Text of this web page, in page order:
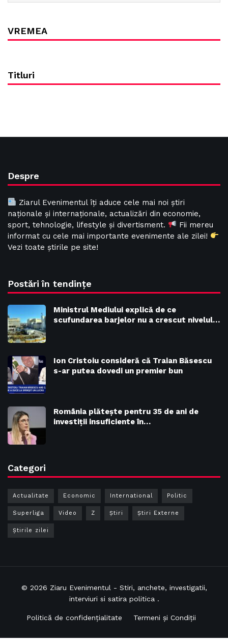
VREMEA
Titluri
Despre
Ziarul Evenimentul îți aduce cele mai noi știri
naționale și internaționale, actualizări din economie,
sport, tehnologie, lifestyle și divertisment.
Fii mereu
informat cu cele mai importante evenimente ale zilei!
Vezi toate știrile pe site!
Postări în tendințe
Ministrul Mediului explică de ce
scufundarea barjelor nu a crescut nivelul…
Ion Cristoiu consideră că Traian Băsescu
s-ar putea dovedi un premier bun
România plătește pentru 35 de ani de
investiții insuficiente în…
Categori
Actualitate Economic International Politic
Superliga Video Z Ştiri Știri Externe
Știrile zilei
© 2026 Ziaru Evenimentul - Stiri, anchete, investigatii,
interviuri si satira politica .
Politică de confidențialitate Termeni și Condiții